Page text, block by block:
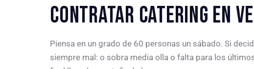
CONTRATAR CATERING EN
Piensa en un grado de 60 personas un sábado. Si
siempre mal: o sobra media olla o falta para los